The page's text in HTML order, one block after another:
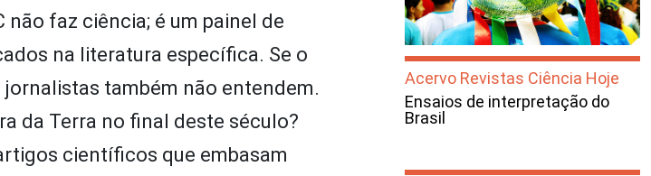
não faz ciência; é um painel de
na literatura específica. Se o
também não entendem.
da Terra no final deste século?
científicos que embasam
Acervo Revistas Ciência Hoje
Ensaios de interpretação do
Brasil